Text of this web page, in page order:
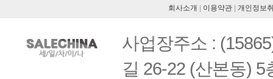
회사소개 이용약관 개인정보
사업장주소 :
길 26-22 (산본동) 5